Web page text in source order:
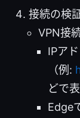
接続の検
VPN接
IPア
（例:
どで
Edge